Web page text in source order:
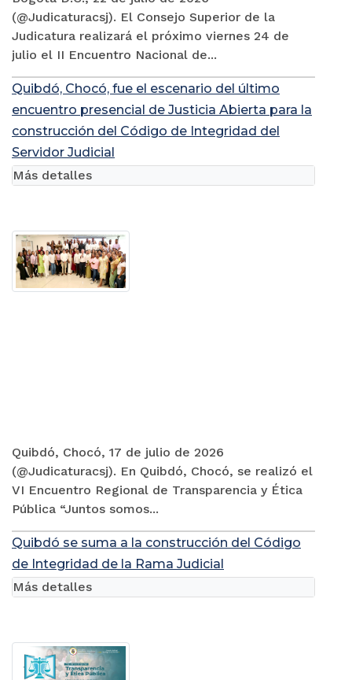
(@Judicaturacsj). El Consejo Superior de la
Judicatura realizará el próximo viernes 24 de
julio el II Encuentro Nacional de...
Quibdó, Chocó, fue el escenario del último
encuentro presencial de Justicia Abierta para la
construcción del Código de Integridad del
Servidor Judicial
Quibdó, Chocó, 17 de julio de 2026
(@Judicaturacsj). En Quibdó, Chocó, se realizó el
VI Encuentro Regional de Transparencia y Ética
Pública “Juntos somos...
Más detalles
Quibdó se suma a la construcción del Código
de Integridad de la Rama Judicial
Más detalles